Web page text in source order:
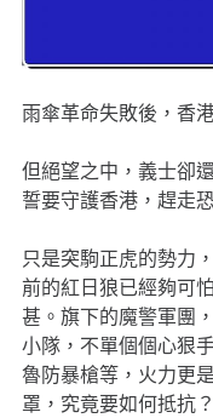
雨傘革命失敗後，香
但絕望之中，義士卻
誓要守護香港，趕走
只是突駒正虎的勢力
前的紅日狼已經夠可
甚。旗下的魔警軍團
小隊，不單個個心狠
魯防暴槍等，火力更
罩，究竟要如何抵抗？